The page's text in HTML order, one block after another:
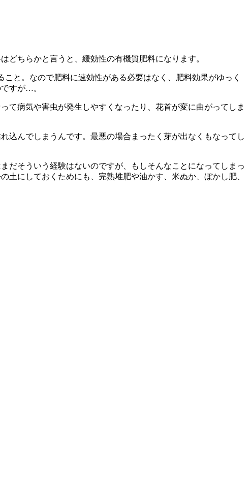
どちらかと言うと、緩効性の有機質肥料になります。
と。なので肥料に速効性がある必要はなく、肥料効果がゆっく
すが…。
て病気や害虫が発生しやすくなったり、花首が変に曲がってしま
込んでしまうんです。最悪の場合まったく芽が出なくもなってし
だそういう経験はないのですが、もしそんなことになってしまっ
にしておくためにも、完熟堆肥や油かす、米ぬか、ぼかし肥、